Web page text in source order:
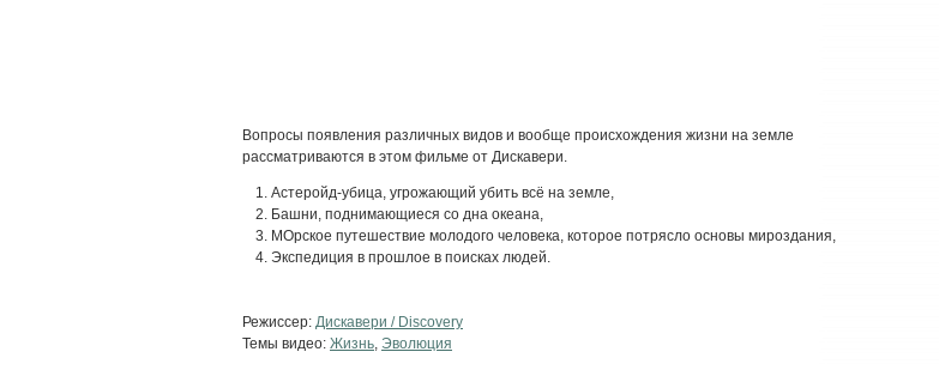
Вопросы появления различных видов и вообще происхождения жизни на земле
рассматриваются в этом фильме от Дискавери.
Астеройд-убица, угрожающий убить всё на земле,
Башни, поднимающиеся со дна океана,
МОрское путешествие молодого человека, которое потрясло основы мироздания,
Экспедиция в прошлое в поисках людей.
Режиссер: Дискавери / Discovery
Темы видео: Жизнь Эволюция